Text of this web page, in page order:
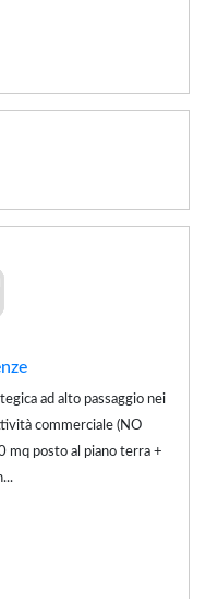
ad alto passaggio nei
commerciale (NO
mq posto al piano terra +